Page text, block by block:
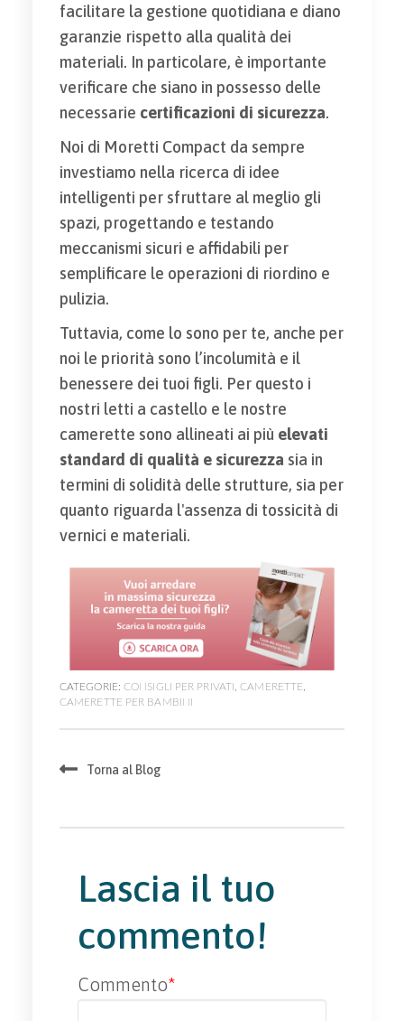
facilitare la gestione quotidiana e diano
garanzie rispetto alla qualità dei
materiali. In particolare, è importante
verificare che siano in possesso delle
necessarie certificazioni di sicurezza.
Noi di Moretti Compact da sempre
investiamo nella ricerca di idee
intelligenti per sfruttare al meglio gli
spazi, progettando e testando
meccanismi sicuri e affidabili per
semplificare le operazioni di riordino e
pulizia.
Tuttavia, come lo sono per te, anche per
noi le priorità sono l’incolumità e il
benessere dei tuoi figli. Per questo i
nostri letti a castello e le nostre
camerette sono allineati ai più elevati
standard di qualità e sicurezza sia in
termini di solidità delle strutture, sia per
quanto riguarda l'assenza di tossicità di
vernici e materiali.
CATEGORIE: CONSIGLI PER PRIVATI ,CAMERETTE
CAMERETTE PER BAMBINI
Torna al Blog
Lascia il tuo
commento!
Commento*